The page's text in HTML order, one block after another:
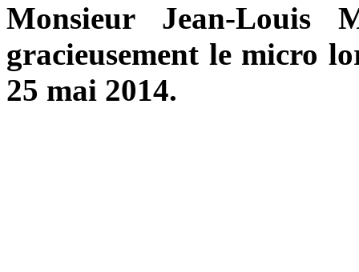
Monsieur Jean-Louis
gracieusement le micro
25 mai 2014.